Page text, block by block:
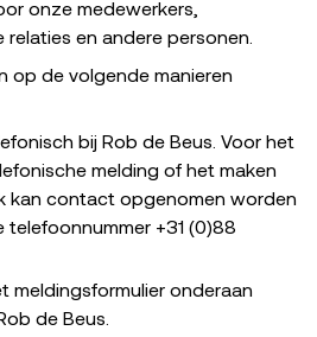
onze medewerkers,
en andere personen.
op de volgende manieren
bij Rob de Beus. Voor het
melding of het maken
kan contact opgenomen worden
telefoonnummer +31 (0)88
meldingsformulier onderaan
de Beus.